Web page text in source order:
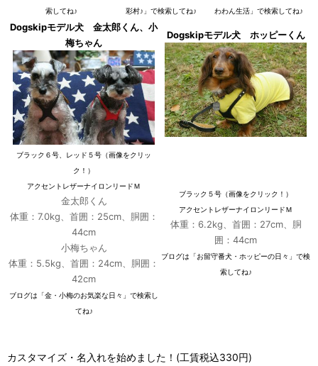
索してね♪
彩村♪」で検索してね♪
わわん生活」で検索してね♪
Dogskipモデル犬 金太郎くん、小
梅ちゃん
Dogskipモデル犬 ホッピーくん
ブラック６号、レッド５号（画像をクリッ
ク！）
アクセントレザーナイロンリードＭ
金太郎くん
体重：7.0kg、首囲：25cm、胴囲：
44cm
小梅ちゃん
体重：5.5kg、首囲：24cm、胴囲：
42cm
ブログは「金・小梅のお気楽な日々」で検索し
てね♪
ブラック５号（画像をクリック！）
アクセントレザーナイロンリードＭ
体重：6.2kg、首囲：27cm、胴
囲：44cm
ブログは「お留守番犬・ホッピーの日々」で検
索してね♪
カスタマイズ・名入れを始めました！(工賃税込330円)